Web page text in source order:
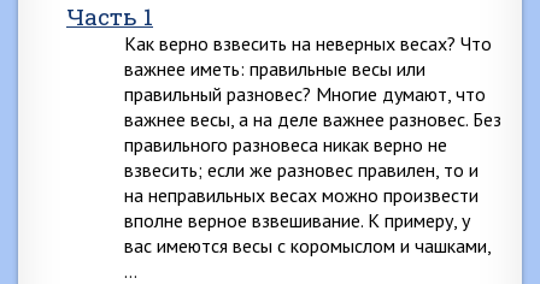
Часть 1
Как верно взвесить на неверных весах? Что
важнее иметь: правильные весы или
правильный разновес? Многие думают, что
важнее весы, а на деле важнее разновес. Без
правильного разновеса никак верно не
взвесить; если же разновес правилен, то и
на неправильных весах можно произвести
вполне верное взвешивание. К примеру, у
вас имеются весы с коромыслом и чашками,
…